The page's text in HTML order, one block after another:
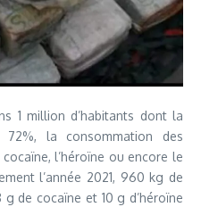
1 million d’habitants dont la
72%, la consommation des
l’héroïne ou encore le
l’année 2021, 960 kg de
g de cocaïne et 10 g d’héroïne